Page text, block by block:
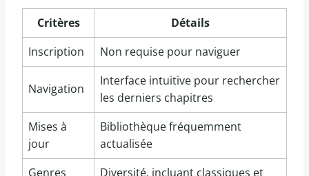
Critères
Détails
Inscription
Non requise pour naviguer
Navigation
Interface intuitive pour rechercher
les derniers chapitres
Mises à
jour
Bibliothèque fréquemment
actualisée
Genres
Diversité, incluant classiques et